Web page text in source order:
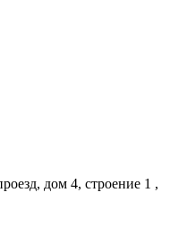
дом 4, строение 1 ,